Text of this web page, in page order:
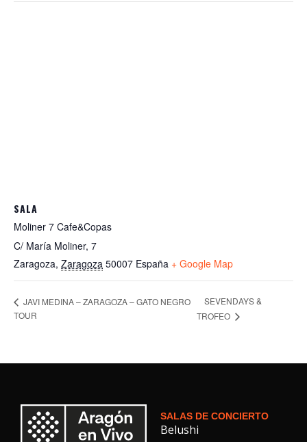
SALA
Moliner 7 Cafe&Copas
C/ María Moliner, 7
Zaragoza, Zaragoza 50007 España + Google Map
JAVI MEDINA – ZARAGOZA – GATO NEGRO
TOUR
SEVENDAYS &
TROFEO
SALAS DE CONCIERTO
Belushi